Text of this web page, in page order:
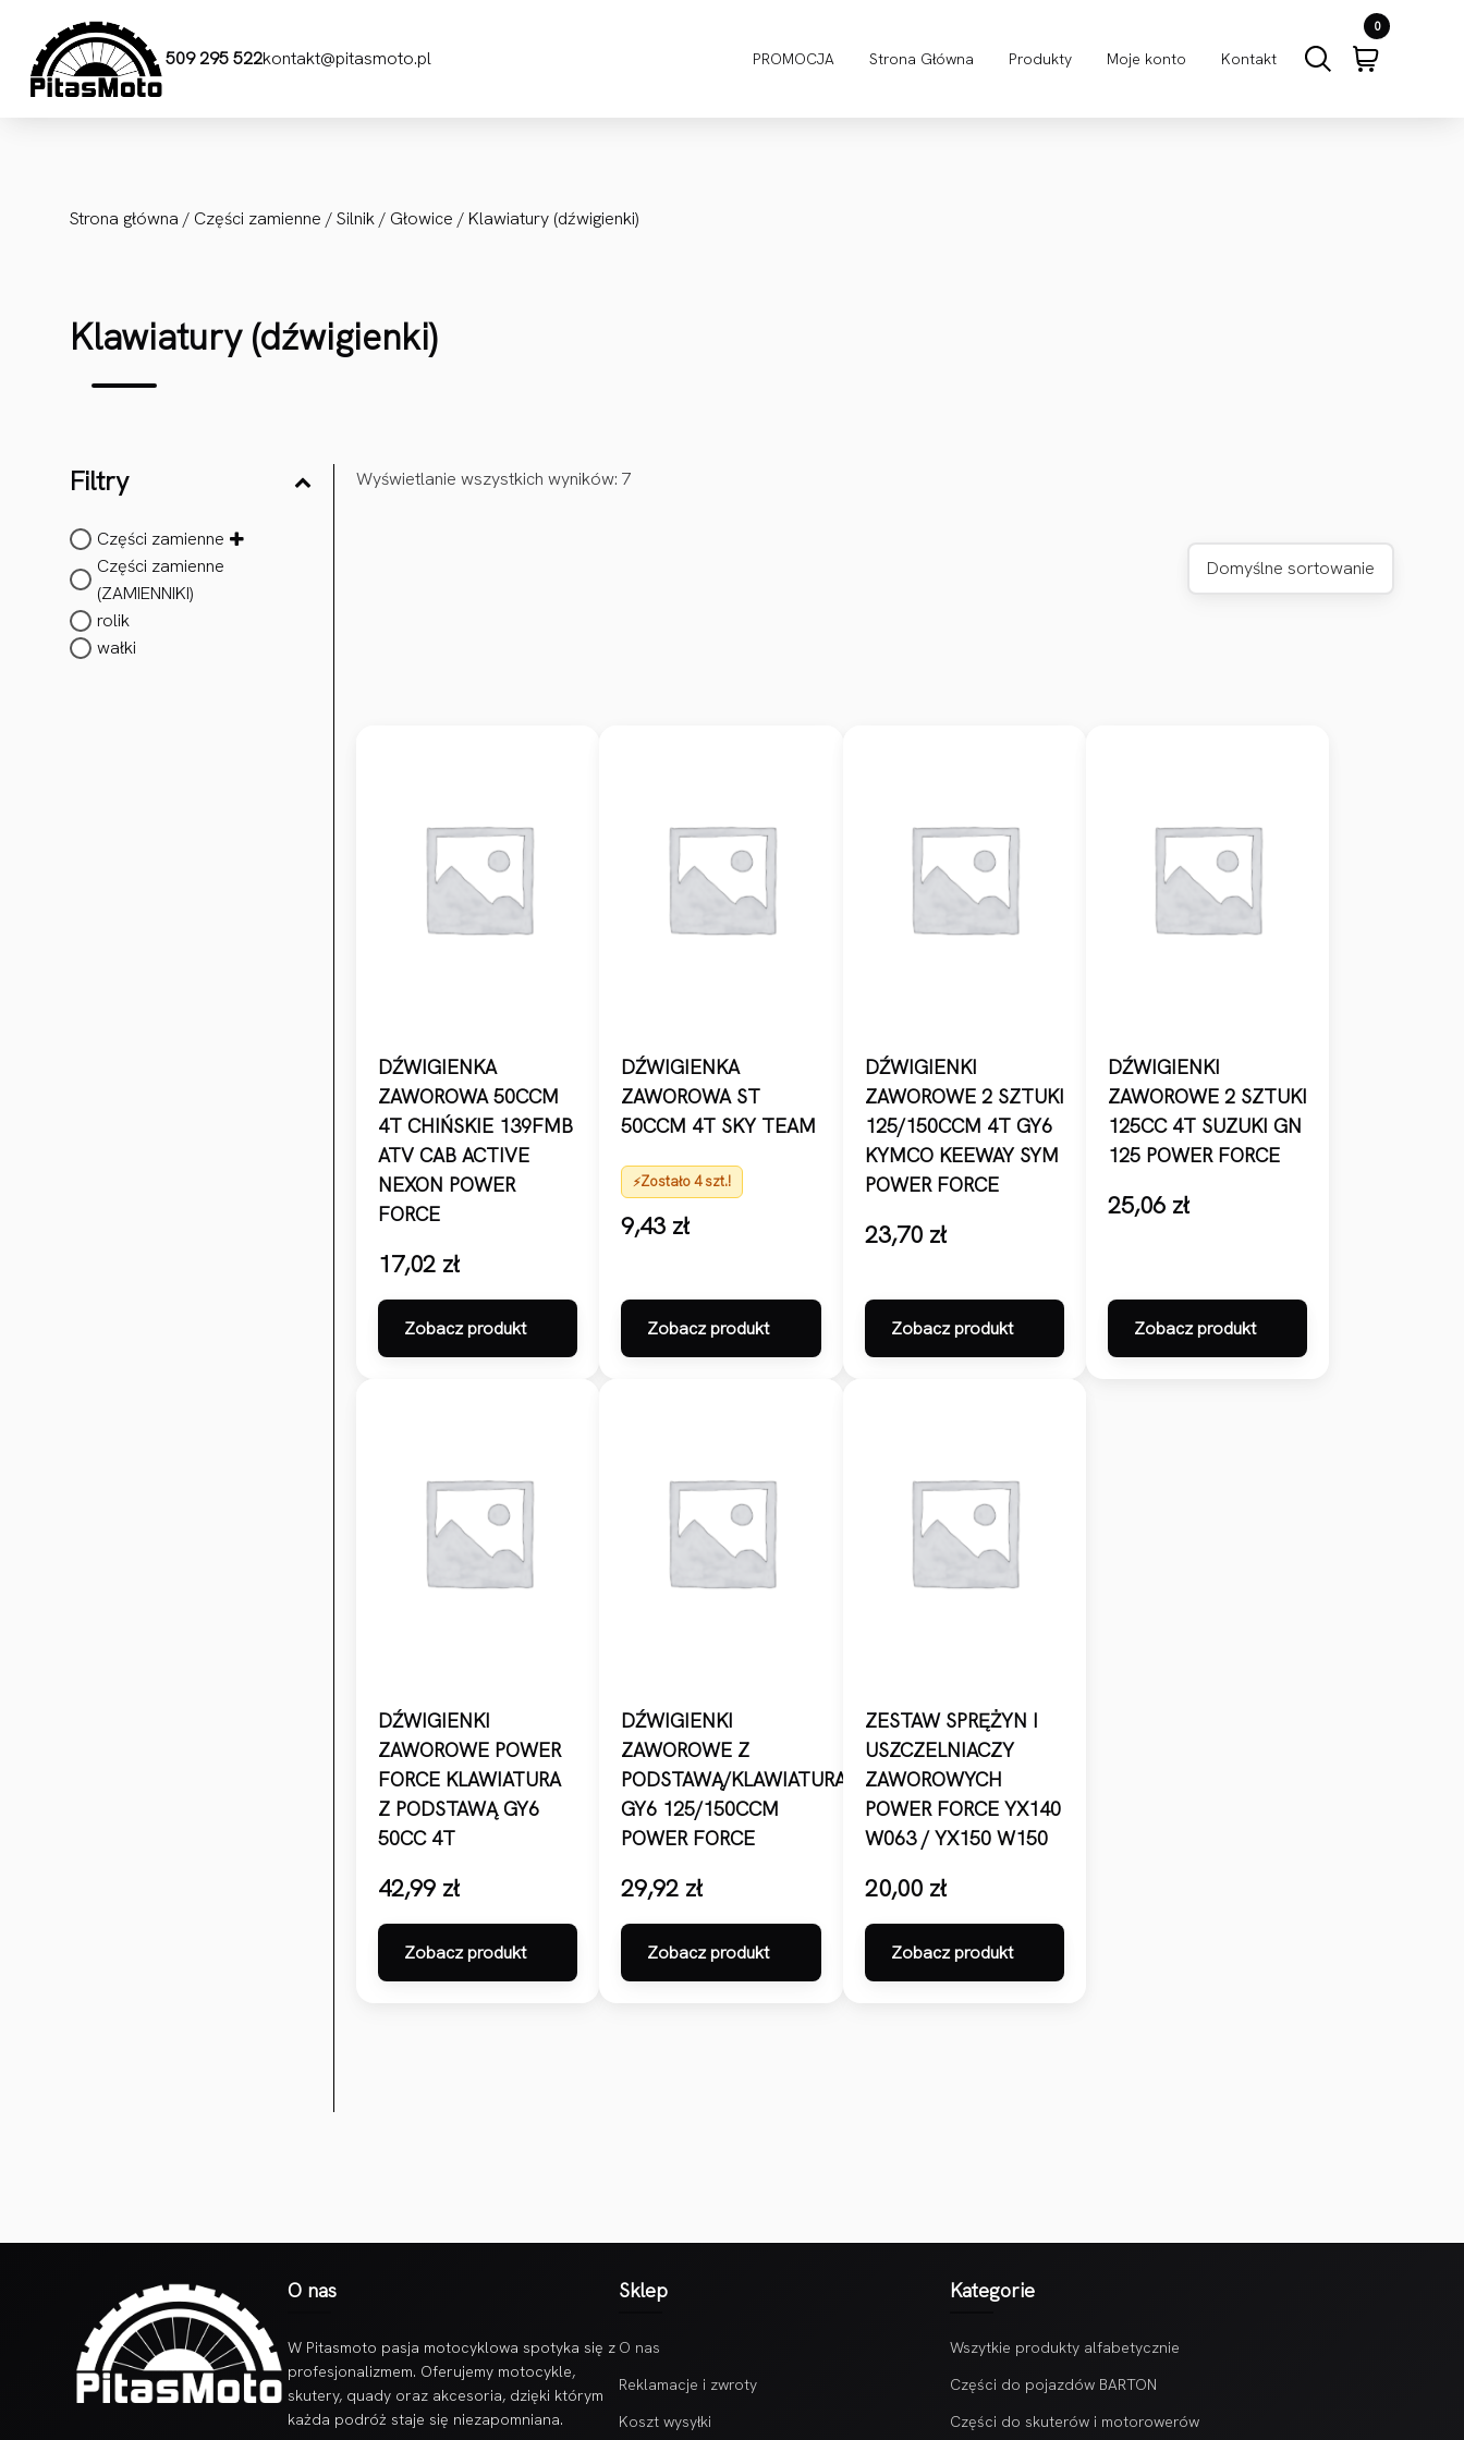
509 295 522kontakt@pitasmoto.pl PROMOCJA Strona Główna Produkty Moje konto Kontakt
0
Strona główna / Części zamienne /Silnik/ Głowice / Klawiatury (dźwigienki)
Klawiatury (dźwigienki)
Filtry
Części zamienne
Części zamienne
(ZAMIENNIKI)
rolik
wałki
Wyświetlanie wszystkich wyników: 7
Domyślne sortowanie
DŹWIGIENKA
ZAWOROWA 50CCM
4T CHIŃSKIE 139FMB
ATV CAB ACTIVE
NEXON POWER
FORCE
17,02 zł
Zobacz produkt
DŹWIGIENKA
ZAWOROWA ST
50CCM 4T SKY TEAM
Zostało 4 szt.!
9,43 zł
Zobacz produkt
DŹWIGIENKI
ZAWOROWE 2 SZTUKI
125/150CCM 4T GY6
KYMCO KEEWAY SYM
POWER FORCE
23,70 zł
Zobacz produkt
DŹWIGIENKI
ZAWOROWE 2 SZTUKI
125CC 4T SUZUKI GN
125 POWER FORCE
25,06 zł
Zobacz produkt
DŹWIGIENKI
ZAWOROWE POWER
FORCE KLAWIATURA
Z PODSTAWĄ GY6
50CC 4T
42,99 zł
Zobacz produkt
DŹWIGIENKI
ZAWOROWE Z
PODSTAWĄ/KLAWIATURA
GY6 125/150CCM
POWER FORCE
29,92 zł
Zobacz produkt
ZESTAW SPRĘŻYN I
USZCZELNIACZY
ZAWOROWYCH
POWER FORCE YX140
W063 / YX150 W150
20,00 zł
Zobacz produkt
O nas
W Pitasmoto pasja motocyklowa spotyka się z
profesjonalizmem. Oferujemy motocykle,
skutery, quady oraz akcesoria, dzięki którym
każda podróż staje się niezapomniana.
Sklep
O nas
Reklamacje i zwroty
Koszt wysyłki
Kategorie
Wszytkie produkty alfabetycznie
Części do pojazdów BARTON
Części do skuterów i motorowerów